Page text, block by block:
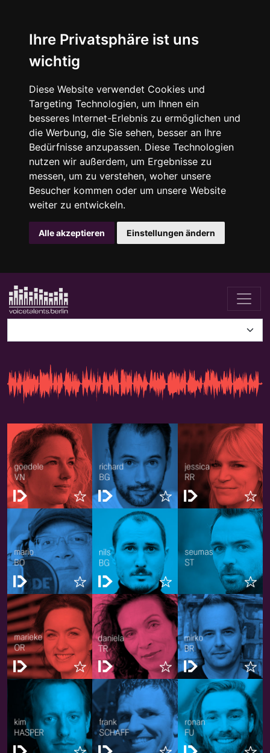
Ihre Privatsphäre ist uns
wichtig
Diese Website verwendet Cookies und
Targeting Technologien, um Ihnen ein
besseres Internet-Erlebnis zu ermöglichen und
die Werbung, die Sie sehen, besser an Ihre
Bedürfnisse anzupassen. Diese Technologien
nutzen wir außerdem, um Ergebnisse zu
messen, um zu verstehen, woher unsere
Besucher kommen oder um unsere Website
weiter zu entwickeln.
Alle akzeptieren Einstellungen ändern